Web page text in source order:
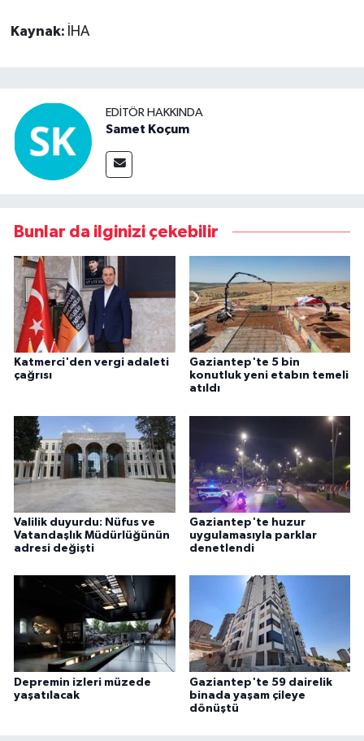
Kaynak: İHA
EDITÖR HAKKINDA
Samet Koçum
Bunlar da ilginizi çekebilir
Katmerci'den vergi adaleti
çağrısı
Gaziantep'te 5 bin
konutluk yeni etabın temeli
atıldı
Valilik duyurdu: Nüfus ve
Vatandaşlık Müdürlüğünün
adresi değişti
Gaziantep'te huzur
uygulamasıyla parklar
denetlendi
Depremin izleri müzede
yaşatılacak
Gaziantep'te 59 dairelik
binada yaşam çileye
dönüştü